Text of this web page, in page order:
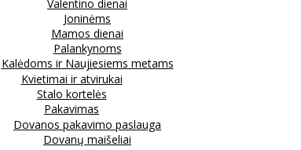
Valentino dienai
Joninėms
Mamos dienai
Palankynoms
Kalėdoms ir Naujiesiems metams
Kvietimai ir atvirukai
Stalo kortelės
Pakavimas
Dovanos pakavimo paslauga
Dovanų maišeliai